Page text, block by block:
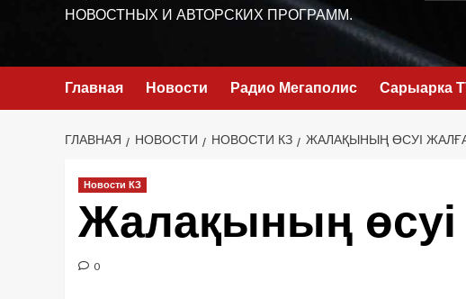
НОВОСТНЫХ И АВТОРСКИХ ПРОГРАММ.
Главная Новости Радио Мегаполис Сарыарка
ГЛАВНАЯ НОВОСТИ НОВОСТИ КЗ ЖАЛАҚЫНЫҢ ӨСУІ
Новости КЗ
Жалақының өсуі
0